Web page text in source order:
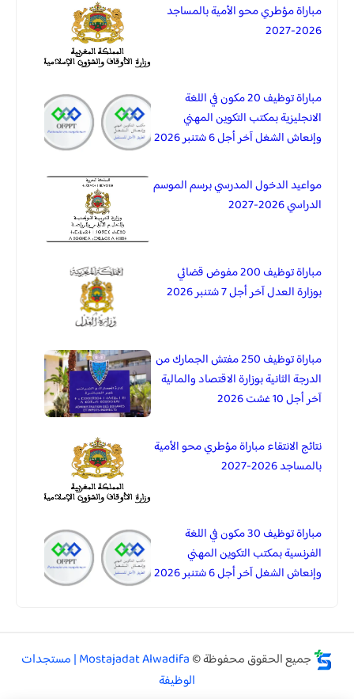
مباراة مؤطري محو الأمية بالمساجد
2026-2027
مباراة توظيف 20 مكون في اللغة
الانجليزية بمكتب التكوين المهني
وإنعاش الشغل آخر أجل 6 شتنبر 2026
مواعيد الدخول المدرسي برسم الموسم
الدراسي 2026-2027
مباراة توظيف 200 مفوض قضائي
بوزارة العدل آخر أجل 7 شتنبر 2026
مباراة توظيف 250 مفتش الجمارك من
الدرجة الثانية بوزارة الاقتصاد والمالية
آخر أجل 10 غشت 2026
نتائج الانتقاء مباراة مؤطري محو الأمية
بالمساجد 2026-2027
مباراة توظيف 30 مكون في اللغة
الفرنسية بمكتب التكوين المهني
وإنعاش الشغل آخر أجل 6 شتنبر 2026
جميع الحقوق محفوظة ©
Mostajadat Alwadifa | مستجدات
الوظيفة